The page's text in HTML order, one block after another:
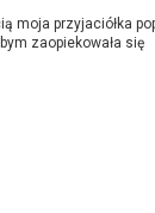
moja przyjaciółka
zaopiekowała się